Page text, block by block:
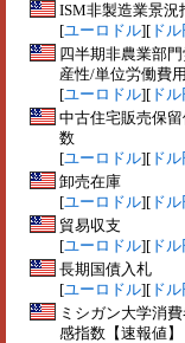
ISM非製造業景況
[ユーロドル][ ドル
四半期非農業部
産性/単位労働費用
[ユーロドル][ ドル
中古住宅販売保
数
[ユーロドル][ ドル
卸売在庫
[ユーロドル][ ドル
貿易収支
[ユーロドル][ ドル
長期国債入札
[ユーロドル][ ドル
ミシガン大学消
感指数【速報値】